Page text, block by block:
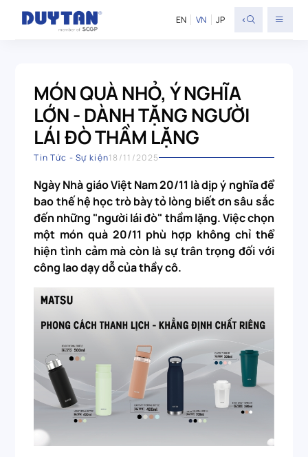
EN VN JP <
MÓN QUÀ NHỎ, Ý NGHĨA
LỚN - DÀNH TẶNG NGƯỜI
LÁI ĐÒ THẦM LẶNG
Tin Tức - Sự kiện18/11/2025
Ngày Nhà giáo Việt Nam 20/11 là dịp ý nghĩa để
bao thế hệ học trò bày tỏ lòng biết ơn sâu sắc
đến những "người lái đò" thầm lặng. Việc chọn
một món quà 20/11 phù hợp không chỉ thể
hiện tình cảm mà còn là sự trân trọng đối với
công lao dạy dỗ của thầy cô.